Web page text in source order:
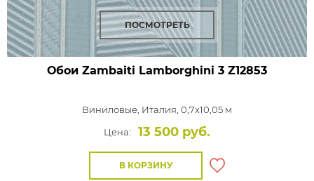
ПОСМОТРЕТЬ
Обои Zambaiti Lamborghini 3 Z12853
Виниловые, Италия, 0,7x10,05 м
Цена:
13 500 руб.
В КОРЗИНУ